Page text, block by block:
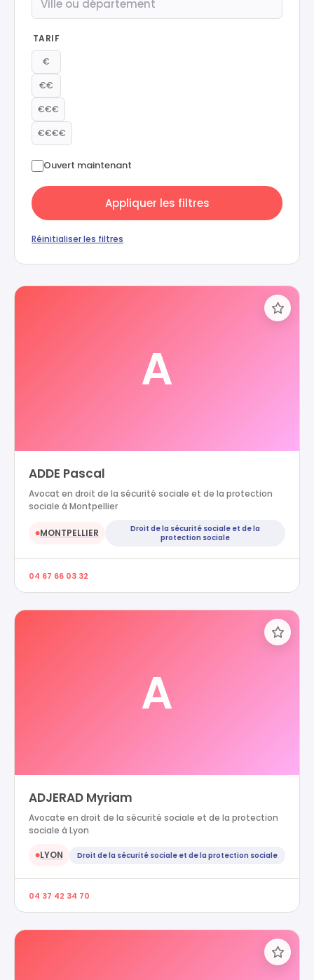
TARIF
€
€€
€€€
€€€€
Ouvert maintenant
Appliquer les filtres
Réinitialiser les filtres
A
ADDE Pascal
Avocat en droit de la sécurité sociale et de la protection
sociale à Montpellier
●MONTPELLIER
Droit de la sécurité sociale et de la
protection sociale
04 67 66 03 32
A
ADJERAD Myriam
Avocate en droit de la sécurité sociale et de la protection
sociale à Lyon
●LYON Droit de la sécurité sociale et de la protection sociale
04 37 42 34 70